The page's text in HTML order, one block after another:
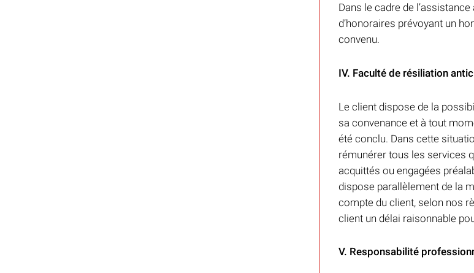
Dans le cadre de
d’honoraires prévoyant un
convenu.
IV. Faculté de résiliation
Le client dispose de la
sa convenance et à tout
été conclu. Dans cette
rémunérer tous les services
acquittés ou engagées
dispose parallèlement de la
compte du client, selon nos
client un délai raisonnable
V. Responsabilité